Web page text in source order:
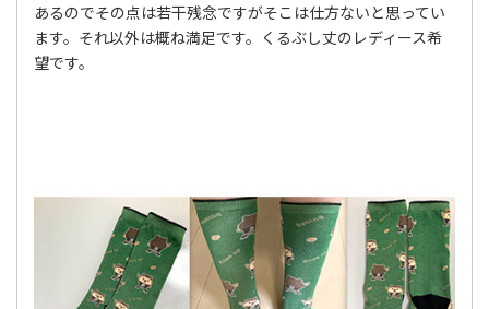
あるのでその点は若干残念ですがそこは仕方ないと思ってい
ます。それ以外は概ね満足です。くるぶし丈のレディース希
望です。